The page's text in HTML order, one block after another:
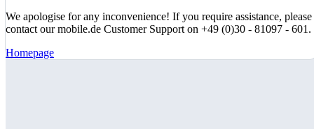
We apologise for any inconvenience! If you require assistance, please
contact our mobile.de Customer Support on +49 (0)30 - 81097 - 601.
Homepage